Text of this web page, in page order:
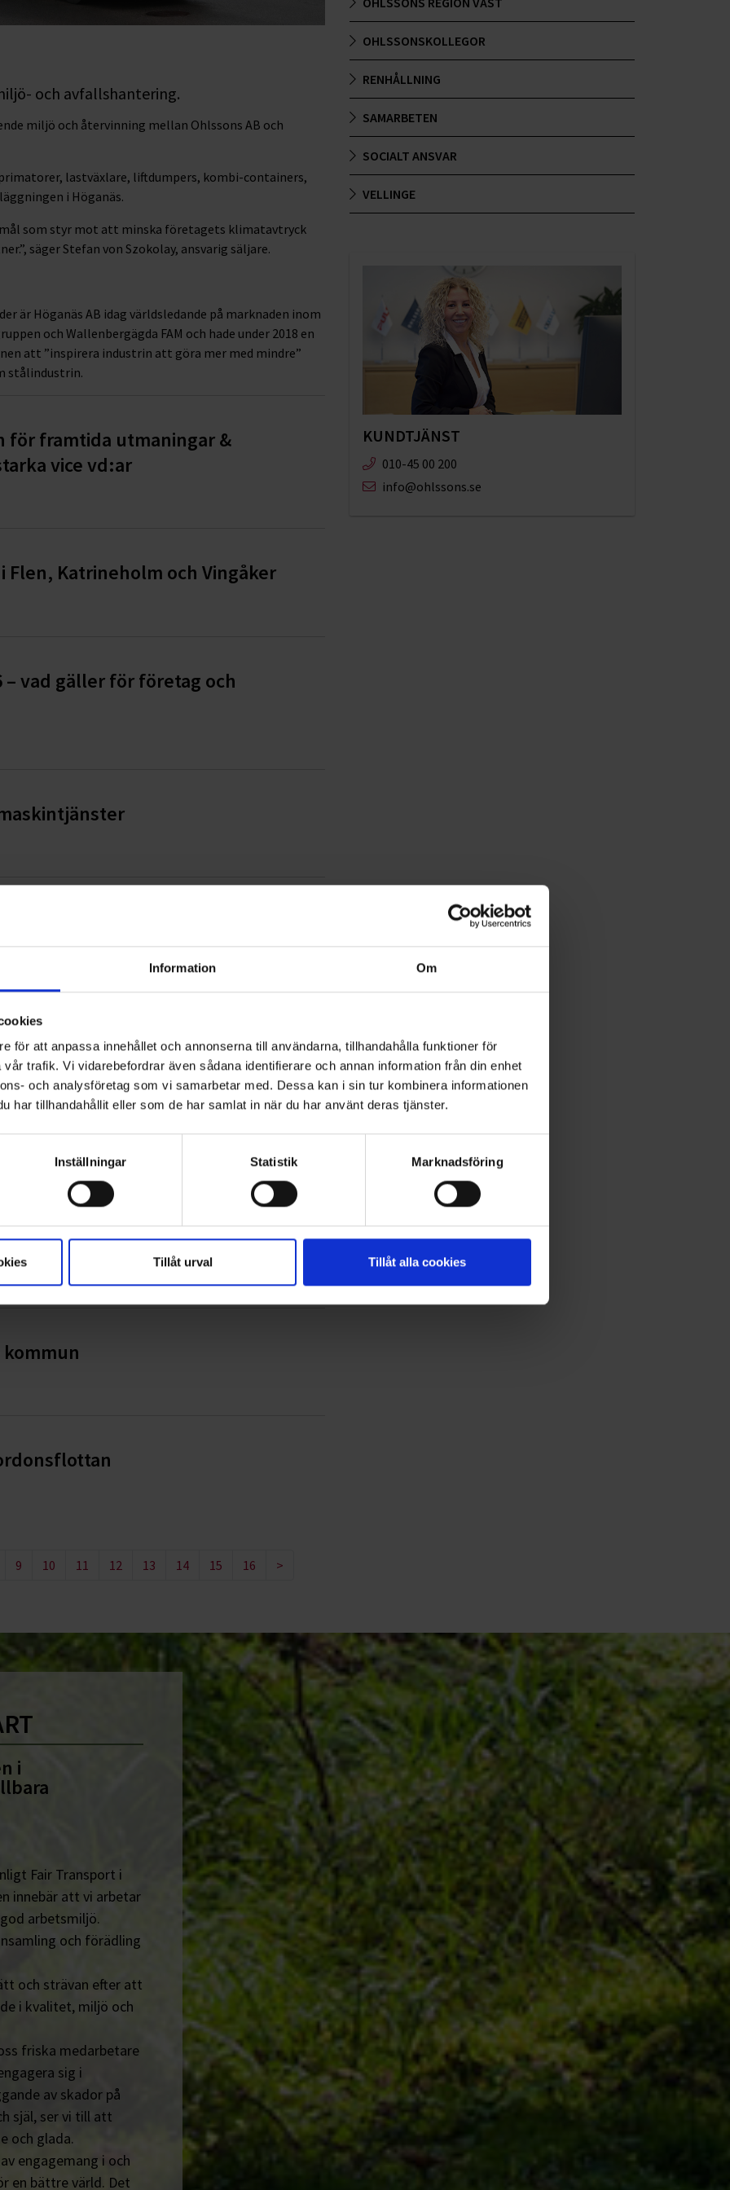
Information Om
för att anpassa innehållet och annonserna till användarna, tillhandahålla funktioner för
trafik. Vi vidarebefordrar även sådana identifierare och annan information från din enhet
och analysföretag som vi samarbetar med. Dessa kan i sin tur kombinera informationen
har tillhandahållit eller som de har samlat in när du har använt deras tjänster.
Inställningar Statistik Marknadsföring
Tillåt urval Tillåt alla cookies
och avfallshantering.
miljö och återvinning mellan Ohlssons AB och
lastväxlare, liftdumpers, kombi-containers,
i Höganäs.
som styr mot att minska företagets klimatavtryck
säger Stefan von Szokolay, ansvarig säljare.
är Höganäs AB idag världsledande på marknaden inom
och Wallenbergägda FAM och hade under 2018 en
att ”inspirera industrin att göra mer med mindre”
stålindustrin.
för framtida utmaningar &
vice vd:ar
Flen, Katrineholm och Vingåker
vad gäller för företag och
mot barncancer
AB
bästa avfallskommun
2026
9 10 11 12 13 14 15 16 >
OHLSSONSKOLLEGOR
RENHÅLLNING
SAMARBETEN
SOCIALT ANSVAR
VELLINGE
KUNDTJÄNST
010-45 00 200​
info@ohlssons.se
i
Fair Transport i
innebär att vi arbetar
arbetsmiljö.
och förädling
och strävan efter att
i kvalitet, miljö och
friska medarbetare
sig i
av skador på
själ, ser vi till att
och glada.
engagemang i och
en bättre värld. Det